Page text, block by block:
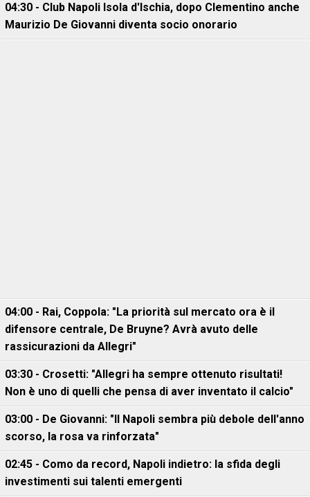
04:30 - Club Napoli Isola d'Ischia, dopo Clementino anche
Maurizio De Giovanni diventa socio onorario
04:00 - Rai, Coppola: "La priorità sul mercato ora è il
difensore centrale, De Bruyne? Avrà avuto delle
rassicurazioni da Allegri"
03:30 - Crosetti: "Allegri ha sempre ottenuto risultati!
Non è uno di quelli che pensa di aver inventato il calcio"
03:00 - De Giovanni: "Il Napoli sembra più debole dell'anno
scorso, la rosa va rinforzata"
02:45 - Como da record, Napoli indietro: la sfida degli
investimenti sui talenti emergenti